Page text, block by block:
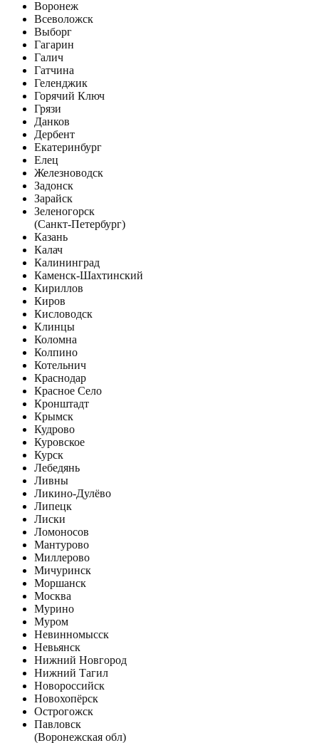
Воронеж
Всеволожск
Выборг
Гагарин
Галич
Гатчина
Геленджик
Горячий Ключ
Грязи
Данков
Дербент
Екатеринбург
Елец
Железноводск
Задонск
Зарайск
Зеленогорск
(Санкт-Петербург)
Казань
Калач
Калининград
Каменск-Шахтинский
Кириллов
Киров
Кисловодск
Клинцы
Коломна
Колпино
Котельнич
Краснодар
Красное Село
Кронштадт
Крымск
Кудрово
Куровское
Курск
Лебедянь
Ливны
Ликино-Дулёво
Липецк
Лиски
Ломоносов
Мантурово
Миллерово
Мичуринск
Моршанск
Москва
Мурино
Муром
Невинномысск
Невьянск
Нижний Новгород
Нижний Тагил
Новороссийск
Новохопёрск
Острогожск
Павловск
(Воронежская обл)